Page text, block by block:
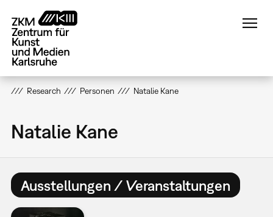
zum
Inhalt
Research Personen Natalie Kane
Natalie Kane
Ausstellungen / Veranstaltungen